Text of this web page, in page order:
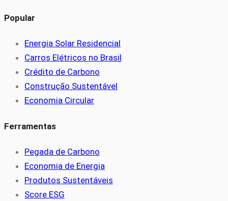
Popular
Energia Solar Residencial
Carros Elétricos no Brasil
Crédito de Carbono
Construção Sustentável
Economia Circular
Ferramentas
Pegada de Carbono
Economia de Energia
Produtos Sustentáveis
Score ESG